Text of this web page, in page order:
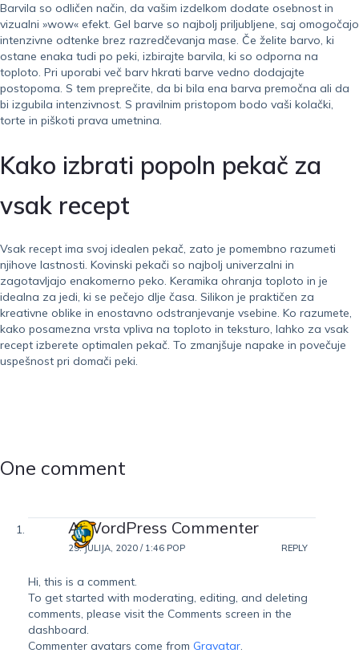
Barvila so odličen način, da vašim izdelkom dodate osebnost in
vizualni »wow« efekt. Gel barve so najbolj priljubljene, saj omogočajo
intenzivne odtenke brez razredčevanja mase. Če želite barvo, ki
ostane enaka tudi po peki, izbirajte barvila, ki so odporna na
toploto. Pri uporabi več barv hkrati barve vedno dodajajte
postopoma. S tem preprečite, da bi bila ena barva premočna ali da
bi izgubila intenzivnost. S pravilnim pristopom bodo vaši kolački,
torte in piškoti prava umetnina.
Kako izbrati popoln pekač za
vsak recept
Vsak recept ima svoj idealen pekač, zato je pomembno razumeti
njihove lastnosti. Kovinski pekači so najbolj univerzalni in
zagotavljajo enakomerno peko. Keramika ohranja toploto in je
idealna za jedi, ki se pečejo dlje časa. Silikon je praktičen za
kreativne oblike in enostavno odstranjevanje vsebine. Ko razumete,
kako posamezna vrsta vpliva na toploto in teksturo, lahko za vsak
recept izberete optimalen pekač. To zmanjšuje napake in povečuje
uspešnost pri domači peki.
One comment
A WordPress Commenter
29. JULIJA, 2020 / 1:46 POP REPLY
Hi, this is a comment.
To get started with moderating, editing, and deleting
comments, please visit the Comments screen in the
dashboard.
Commenter avatars come from Gravatar.